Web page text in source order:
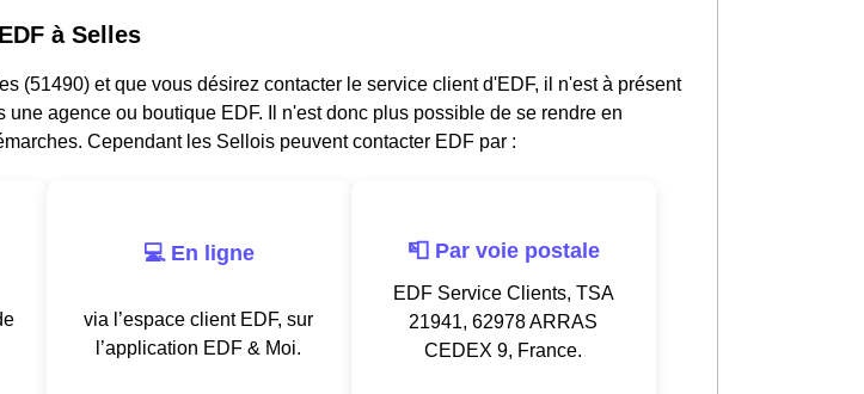
à Selles
(51490) et que vous désirez contacter le service client d'EDF, il n'est à présent
agence ou boutique EDF. Il n'est donc plus possible de se rendre en
Cependant les Sellois peuvent contacter EDF par :
💻 En ligne
via l’espace client EDF, sur
l’application EDF & Moi.
📮 Par voie postale
EDF Service Clients, TSA
21941, 62978 ARRAS
CEDEX 9, France.